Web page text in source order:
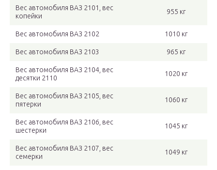
Вес автомобиля ВАЗ 2101, вес
копейки
955 кг
Вес автомобиля ВАЗ 2102 1010 кг
Вес автомобиля ВАЗ 2103 965 кг
Вес автомобиля ВАЗ 2104, вес
десятки 2110
1020 кг
Вес автомобиля ВАЗ 2105, вес
пятерки
1060 кг
Вес автомобиля ВАЗ 2106, вес
шестерки
1045 кг
Вес автомобиля ВАЗ 2107, вес
семерки
1049 кг